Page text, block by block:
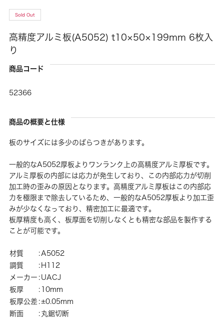
Sold Out
高精度アルミ板(A5052) t10×50×199mm 6枚入
り
商品コード
52366
商品の概要と仕様
板のサイズには多少のばらつきがあります。
一般的なA5052厚板よりワンランク上の高精度アルミ厚板です。
アルミ厚板の内部には応力が発生しており、この内部応力が切削
加工時の歪みの原因となります。高精度アルミ厚板はこの内部応
力を極限まで除去しているため、一般的なA5052厚板より加工歪
みが少なくなっており、精密加工に最適です。
板厚精度も高く、板厚面を切削しなくとも精密な部品を製作する
ことが可能です。
材質 :A5052
調質
:H112
メーカー :UACJ
板厚
: 10mm
板厚公差:±0.05mm
断面
:丸鋸切断